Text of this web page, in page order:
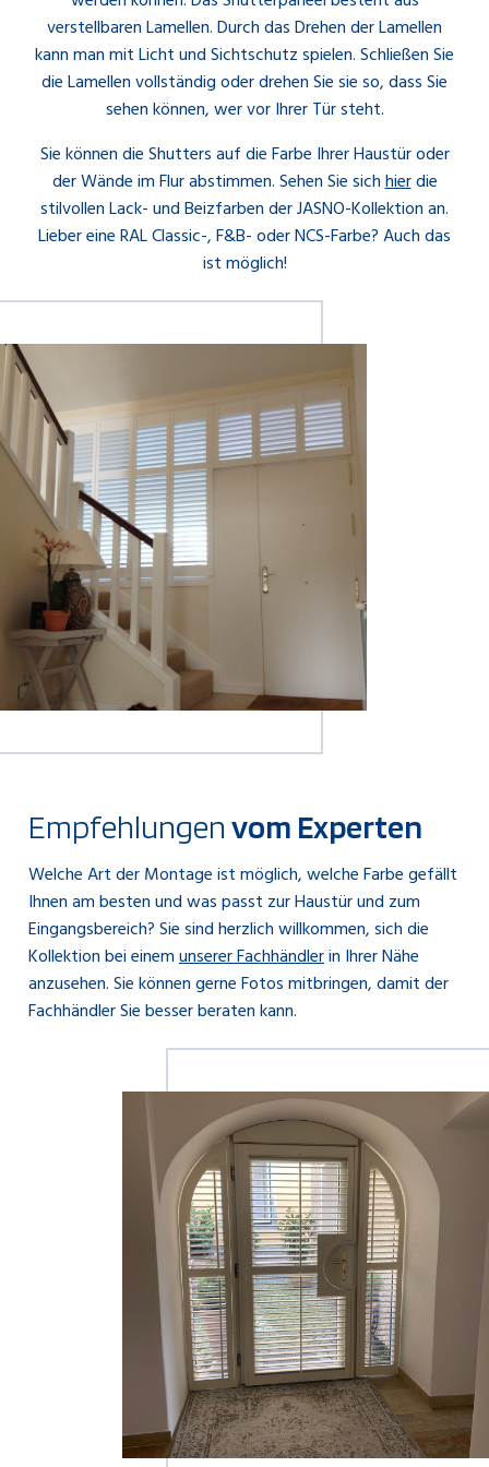
verstellbaren Lamellen. Durch das Drehen der Lamellen
kann man mit Licht und Sichtschutz spielen. Schließen Sie
die Lamellen vollständig oder drehen Sie sie so, dass Sie
sehen können, wer vor Ihrer Tür steht.
Sie können die Shutters auf die Farbe Ihrer Haustür oder
der Wände im Flur abstimmen. Sehen Sie sichhierdie
stilvollen Lack- und Beizfarben der JASNO-Kollektion an.
Lieber eine RAL Classic-, F&B- oder NCS-Farbe? Auch das
ist möglich!
Empfehlungenvom Experten
Welche Art der Montage ist möglich, welche Farbe gefällt
Ihnen am besten und was passt zur Haustür und zum
Eingangsbereich? Sie sind herzlich willkommen, sich die
Kollektion bei einemunserer Fachhändlerin Ihrer Nähe
anzusehen. Sie können gerne Fotos mitbringen, damit der
Fachhändler Sie besser beraten kann.